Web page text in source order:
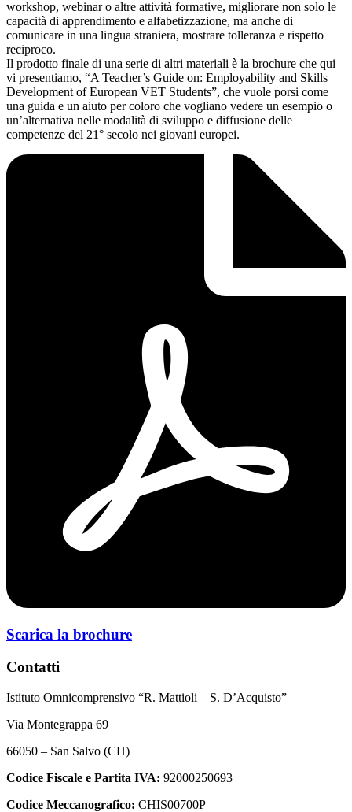
workshop, webinar o altre attività formative, migliorare non solo le
capacità di apprendimento e alfabetizzazione, ma anche di
comunicare in una lingua straniera, mostrare tolleranza e rispetto
reciproco.
Il prodotto finale di una serie di altri materiali è la brochure che qui
vi presentiamo, “A Teacher’s Guide on: Employability and Skills
Development of European VET Students”, che vuole porsi come
una guida e un aiuto per coloro che vogliano vedere un esempio o
un’alternativa nelle modalità di sviluppo e diffusione delle
competenze del 21° secolo nei giovani europei.
Scarica la brochure
Contatti
Istituto Omnicomprensivo “R. Mattioli – S. D’Acquisto”
Via Montegrappa 69
66050 – San Salvo (CH)
Codice Fiscale e Partita IVA: 92000250693
Codice Meccanografico: CHIS00700P